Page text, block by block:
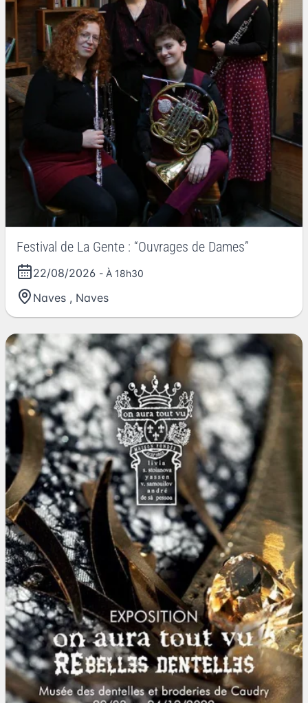
Festival de La Gente : “Ouvrages de Dames”
22/08/2026 - À 18h30
Naves , Naves